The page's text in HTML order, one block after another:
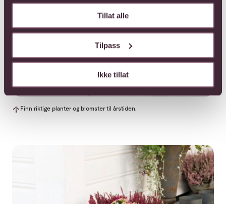
Tillat alle
Tilpass
Ikke tillat
Finn riktige planter og blomster til årstiden.